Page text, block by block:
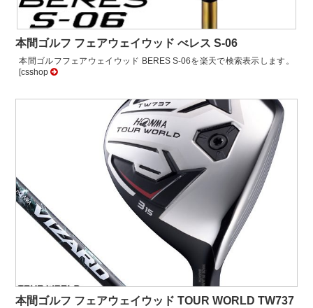
本間ゴルフ フェアウェイウッド べレス S-06
本間ゴルフフェアウェイウッド BERES S-06を楽天で検索表示します。
[csshop
本間ゴルフ フェアウェイウッド TOUR WORLD TW737